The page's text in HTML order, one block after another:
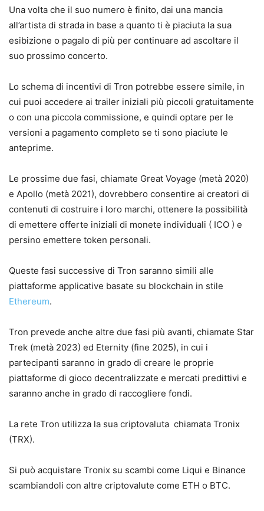
Una volta che il suo numero è finito, dai una mancia
all’artista di strada in base a quanto ti è piaciuta la sua
esibizione o pagalo di più per continuare ad ascoltare il
suo prossimo concerto.
Lo schema di incentivi di Tron potrebbe essere simile, in
cui puoi accedere ai trailer iniziali più piccoli gratuitamente
o con una piccola commissione, e quindi optare per le
versioni a pagamento completo se ti sono piaciute le
anteprime.
Le prossime due fasi, chiamate Great Voyage (metà 2020)
e Apollo (metà 2021), dovrebbero consentire ai creatori di
contenuti di costruire i loro marchi, ottenere la possibilità
di emettere offerte iniziali di monete individuali ( ICO ) e
persino emettere token personali.
Queste fasi successive di Tron saranno simili alle
piattaforme applicative basate su blockchain in stile
Ethereum.
Tron prevede anche altre due fasi più avanti, chiamate Star
Trek (metà 2023) ed Eternity (fine 2025), in cui i
partecipanti saranno in grado di creare le proprie
piattaforme di gioco decentralizzate e mercati predittivi e
saranno anche in grado di raccogliere fondi.
La rete Tron utilizza la sua criptovaluta chiamata Tronix
(TRX).
Si può acquistare Tronix su scambi come Liqui e Binance
scambiandoli con altre criptovalute come ETH o BTC.